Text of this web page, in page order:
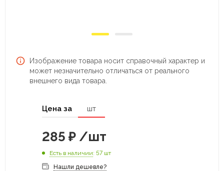
Изображение товара носит справочный характер и
может незначительно отличаться от реального
внешнего вида товара.
Цена за шт
285 ₽ /шт
Есть в наличии: 57 шт
Нашли дешевле?